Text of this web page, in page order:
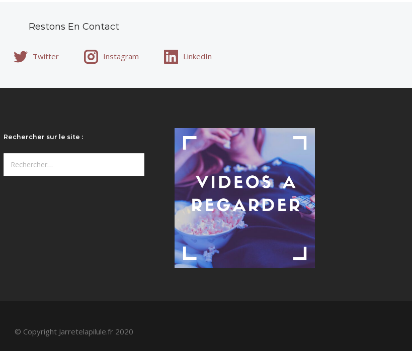
Restons En Contact
Twitter Instagram LinkedIn
Rechercher sur le site :
Rechercher :
© Copyright Jarretelapilule.fr 2020